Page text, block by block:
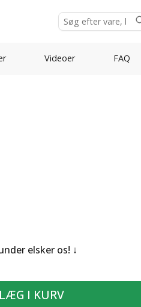
Videoer FAQ
elsker os!
LÆG I KURV